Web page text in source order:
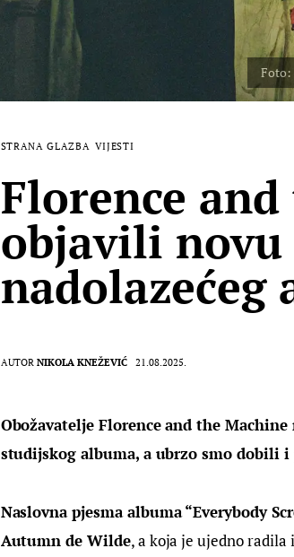
STRANA GLAZBA VIJESTI
Florence
objavili novu
nadolazećeg
AUTOR NIKOLA KNEŽEVIĆ 21.08.2025.
Obožavatelje Florence and the
studijskog albuma, a ubrzo smo dobili
Naslovna pjesma albuma “Everybody
Autumn de Wilde, a koja je ujedno radila